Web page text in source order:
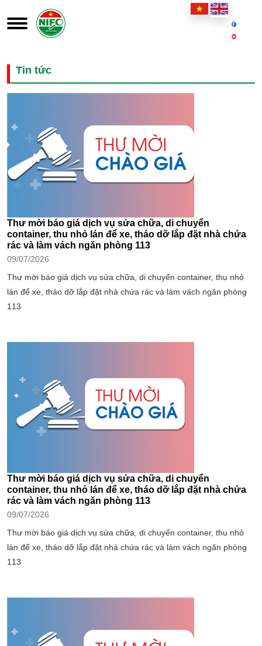
Tin tức
Thư mời báo giá dịch vụ sửa chữa, di chuyển
container, thu nhỏ lán để xe, tháo dỡ lắp đặt nhà chứa
rác và làm vách ngăn phòng 113
09/07/2026
Thư mời báo giá dịch vụ sửa chữa, di chuyển container, thu nhỏ
lán để xe, tháo dỡ lắp đặt nhà chứa rác và làm vách ngăn phòng
113
Thư mời báo giá dịch vụ sửa chữa, di chuyển
container, thu nhỏ lán để xe, tháo dỡ lắp đặt nhà chứa
rác và làm vách ngăn phòng 113
09/07/2026
Thư mời báo giá dịch vụ sửa chữa, di chuyển container, thu nhỏ
lán để xe, tháo dỡ lắp đặt nhà chứa rác và làm vách ngăn phòng
113